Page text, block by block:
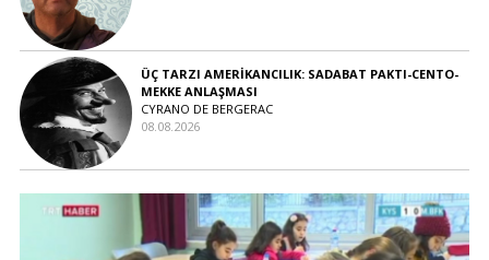
ÜÇ TARZI AMERİKANCILIK: SADABAT PAKTI-CENTO-
MEKKE ANLAŞMASI
CYRANO DE BERGERAC
08.08.2026